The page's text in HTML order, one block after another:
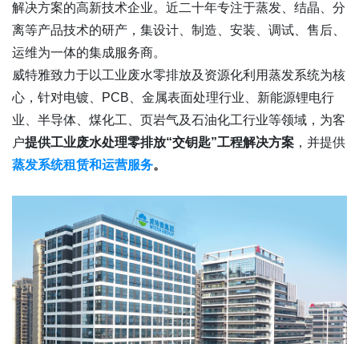
解决方案的高新技术企业。近二十年专注于蒸发、结晶、分
离等产品技术的研产，集设计、制造、安装、调试、售后、
运维为一体的集成服务商。
威特雅致力于以工业废水零排放及资源化利用蒸发系统为核
心，针对电镀、PCB、金属表面处理行业、新能源锂电行
业、半导体、煤化工、页岩气及石油化工行业等领域，为客
户提供工业废水处理零排放“交钥匙”工程解决方案 ，并提供
蒸发系统租赁和运营服务。